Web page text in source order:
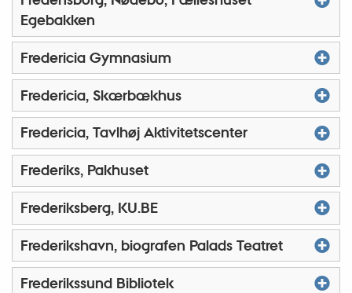
Egebakken
Fredericia Gymnasium
Fredericia, Skærbækhus
Fredericia, Tavlhøj Aktivitetscenter
Frederiks, Pakhuset
Frederiksberg, KU.BE
Frederikshavn, biografen Palads Teatret
Frederikssund Bibliotek